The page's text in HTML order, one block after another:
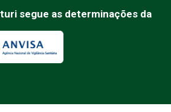
segue as determinações da